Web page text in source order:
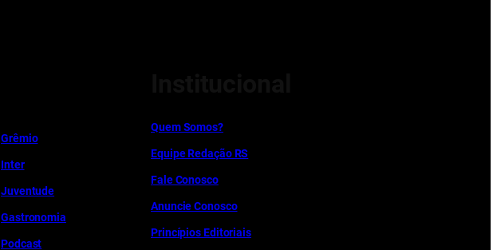
Grêmio
Inter
Juventude
Gastronomia
Podcast
Quem Somos?
Equipe Redação RS
Fale Conosco
Anuncie Conosco
Princípios Editoriais